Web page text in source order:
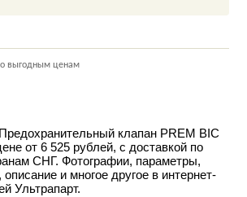
выгодным ценам
клапан PREM BIC
от 6 525 рублей, с доставкой по
СНГ. Фотографии, параметры,
и многое другое в интернет-
Ультрапарт.